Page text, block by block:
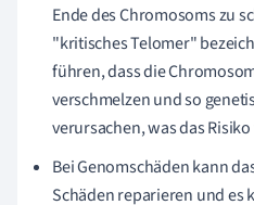
Ende des Chromosoms zu
"kritisches Telomer"
führen, dass die
verschmelzen und so
verursachen, was das
Bei Genomschäden kann
Schäden reparieren und es